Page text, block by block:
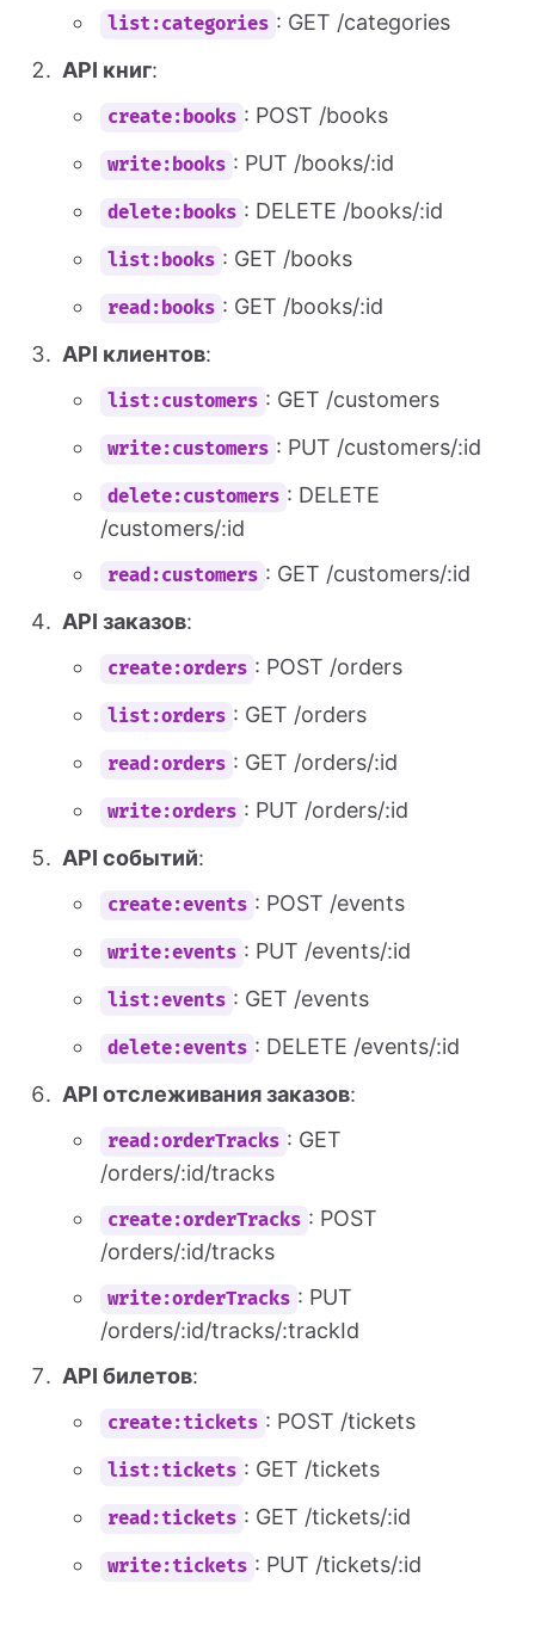
list:categories : GET /categories
API книг:
create:books : POST /books
write:books : PUT /books/:id
delete:books : DELETE /books/:id
list:books : GET /books
read:books : GET /books/:id
API клиентов:
list:customers : GET /customers
write:customers : PUT /customers/:id
delete:customers : DELETE
/customers/:id
read:customers : GET /customers/:id
API заказов:
create:orders : POST /orders
list:orders : GET /orders
read:orders : GET /orders/:id
write:orders : PUT /orders/:id
API событий:
create:events : POST /events
write:events : PUT /events/:id
list:events : GET /events
delete:events : DELETE /events/:id
API отслеживания заказов:
read:orderTracks : GET
/orders/:id/tracks
create:orderTracks : POST
/orders/:id/tracks
write:orderTracks : PUT
/orders/:id/tracks/:trackId
API билетов:
create:tickets : POST /tickets
list:tickets : GET /tickets
read:tickets : GET /tickets/:id
write:tickets : PUT /tickets/:id